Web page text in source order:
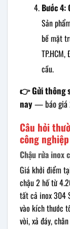
Bước 4:
Sản
bề mặt
cầu.
👉 Gửi thông
nay— báo giá
Câu hỏi
công nghiệp
Chậu rửa inox
Giá khởi điểm
chậu 2 hố từ
tất cả inox 304
vào kích thước
vòi, xả đáy,